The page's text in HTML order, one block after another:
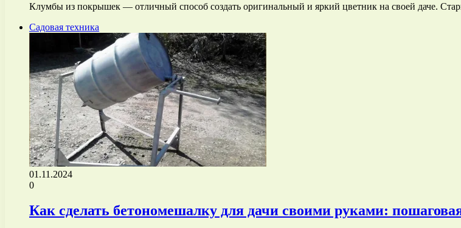
Клумбы из покрышек — отличный способ создать оригинальный и яркий цветник на своей даче.
Садовая техника
01.11.2024
0
Как сделать бетономешалку для дачи своими руками: